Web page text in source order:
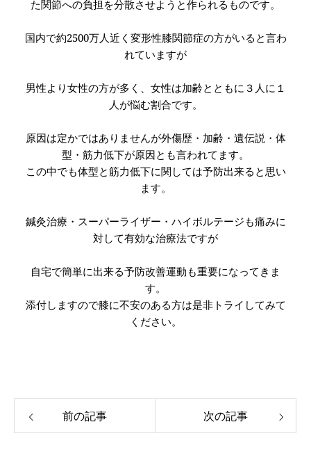
た関節への負担を分散させようと作られるものです。
国内で約2500万人近く変形性膝関節症の方がいると言わ
れていますが
男性より女性の方が多く、女性は加齢とともに３人に１
人が悩む割合です。
原因は定かではありませんが外傷歴・加齢・遺伝説・体
型・筋力低下が原因とも言われてます。
この中でも体型と筋力低下に関しては予防出来ると思い
ます。
鍼灸治療・スーパーライザー・ハイボルテージも痛みに
対して有効な治療法ですが
自宅で簡単に出来る予防改善運動も重要になってきま
す。
添付しますので膝に不安のある方は是非トライしてみて
ください。
前の記事 次の記事